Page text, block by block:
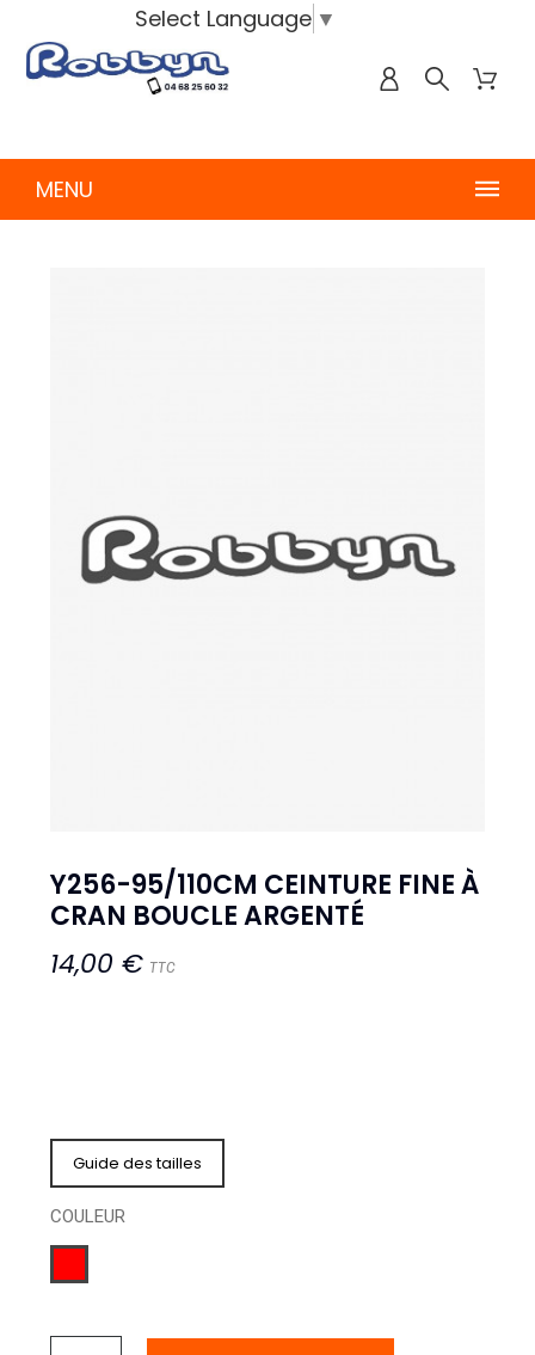
Select Language ▼
MENU
Y256-95/110CM CEINTURE FINE À
CRAN BOUCLE ARGENTÉ
14,00 € TTC
Guide des tailles
COULEUR